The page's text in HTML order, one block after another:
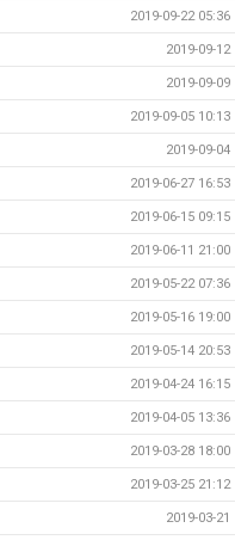
2019-09-22 05:36
2019-09-12
2019-09-09
2019-09-05 10:13
2019-09-04
2019-06-27 16:53
2019-06-15 09:15
2019-06-11 21:00
2019-05-22 07:36
2019-05-16 19:00
2019-05-14 20:53
2019-04-24 16:15
2019-04-05 13:36
2019-03-28 18:00
2019-03-25 21:12
2019-03-21